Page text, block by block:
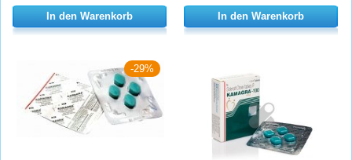
In den Warenkorb In den Warenkorb
-29%